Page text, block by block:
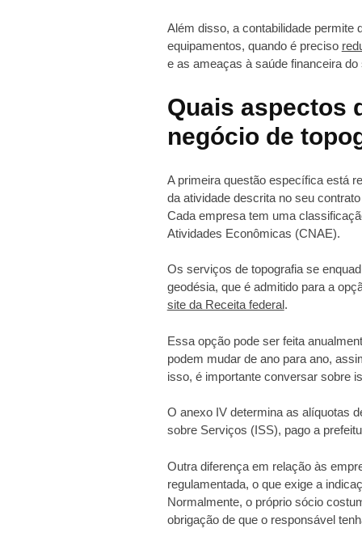
Além disso, a contabilidade permite
equipamentos, quando é preciso
e as ameaças à saúde financeira
Quais aspectos
negócio de
A primeira questão específica está
da atividade descrita no seu
Cada empresa tem uma
Atividades Econômicas (CNAE).
Os serviços de topografia se
geodésia, que é admitido para a
site da Receita federal.
Essa opção pode ser feita
podem mudar de ano para ano,
isso, é importante conversar sobre
O anexo IV determina as alíquotas
sobre Serviços (ISS), pago a
Outra diferença em relação às
regulamentada, o que exige a
Normalmente, o próprio sócio
obrigação de que o responsável